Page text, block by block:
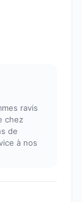
ravis
chez
de
à nos